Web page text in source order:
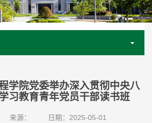
学院党委举办深入贯彻中央八
习教育青年党员干部读书班
来源：
日期：2025-05-01